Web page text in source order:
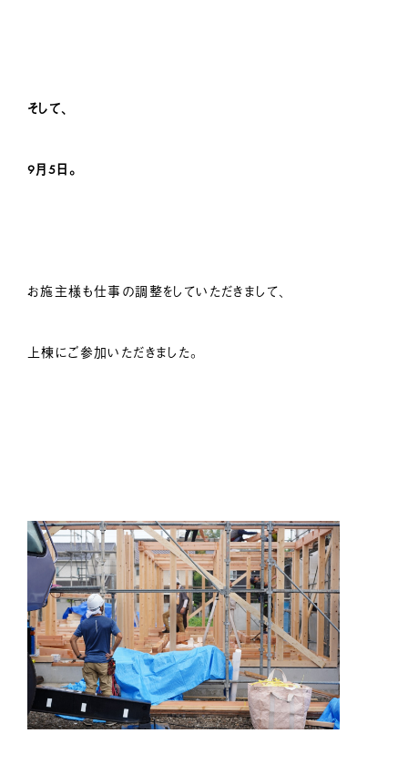
そして、
9月5日。
お施主様も仕事の調整をしていただきまして、
上棟にご参加いただきました。